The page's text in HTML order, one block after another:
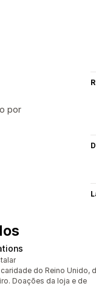
por
do Reino Unido,
Doações da loja e de